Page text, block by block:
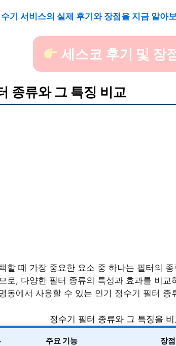
기 서비스의 실제 후기와 장점을 지금 알아
세스코 후기 및 장
종류와 그 특징 비교
할 때 가장 중요한 요소 중 하나는 필터의
로, 다양한 필터 종류의 특성과 효과를 비
동에서 사용할 수 있는 인기 정수기 필터 종
정수기 필터 종류와 그 특징을
주요 기능 장점